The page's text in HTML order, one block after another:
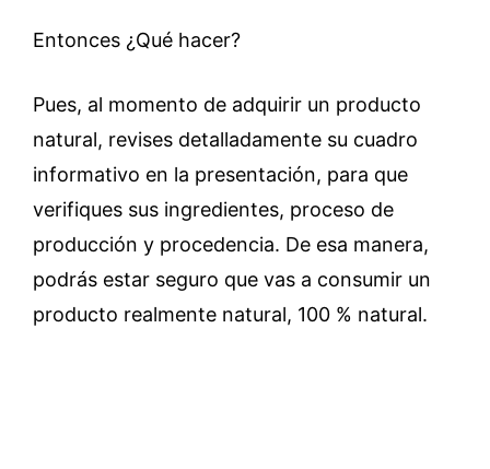
Entonces ¿Qué hacer?
Pues, al momento de adquirir un producto
natural, revises detalladamente su cuadro
informativo en la presentación, para que
verifiques sus ingredientes, proceso de
producción y procedencia. De esa manera,
podrás estar seguro que vas a consumir un
producto realmente natural, 100 % natural.